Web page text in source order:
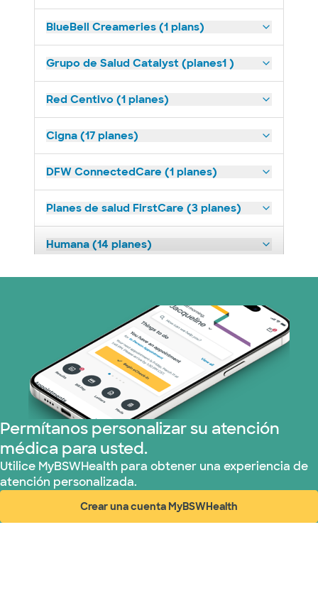
BlueBell Creameries (1 plans)
Grupo de Salud Catalyst (planes1 )
Red Centivo (1 planes)
Cigna (17 planes)
DFW ConnectedCare (1 planes)
Planes de salud FirstCare (3 planes)
Humana (14 planes)
Medicaid (2 planes)
Medicare (1 planes)
Nebraska Furniture Mart (3 planes)
Prism Electric (1 planes)
Plan de Salud Superior (19 planes)
Tricare (3 planes)
Permítanos personalizar su atención
médica para usted.
Utilice MyBSWHealth para obtener una experiencia de
atención personalizada.
Crear una cuenta MyBSWHealth
(abre en ventana nueva)